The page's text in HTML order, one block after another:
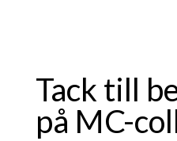
Tack till
på MC-